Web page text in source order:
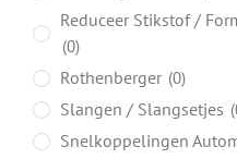
Reduceer Stikstof /
0
Rothenberger 0
Slangen / Slangsetjes
Snelkoppelingen